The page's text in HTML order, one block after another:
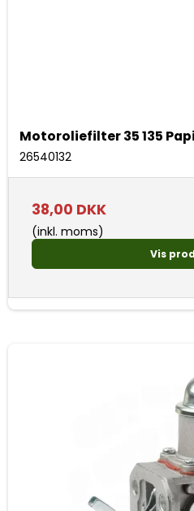
Motoroliefilter 35 135
26540132
38,00 DKK
(inkl. moms)
Vis